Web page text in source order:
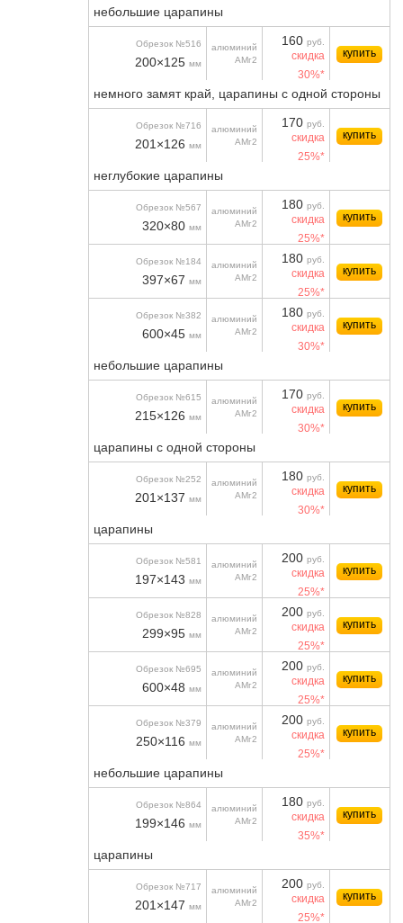
небольшие царапины
Обрезок №516
200×125 мм
алюминий
АМг2
160 руб.
скидка
30%*
купить
немного замят край, царапины с одной стороны
Обрезок №716
201×126 мм
алюминий
АМг2
170 руб.
скидка
25%*
купить
неглубокие царапины
Обрезок №567
320×80 мм
алюминий
АМг2
180 руб.
скидка
25%*
купить
Обрезок №184
397×67 мм
алюминий
АМг2
180 руб.
скидка
25%*
купить
Обрезок №382
600×45 мм
алюминий
АМг2
180 руб.
скидка
30%*
купить
небольшие царапины
Обрезок №615
215×126 мм
алюминий
АМг2
170 руб.
скидка
30%*
купить
царапины с одной стороны
Обрезок №252
201×137 мм
алюминий
АМг2
180 руб.
скидка
30%*
купить
царапины
Обрезок №581
197×143 мм
алюминий
АМг2
200 руб.
скидка
25%*
купить
Обрезок №828
299×95 мм
алюминий
АМг2
200 руб.
скидка
25%*
купить
Обрезок №695
600×48 мм
алюминий
АМг2
200 руб.
скидка
25%*
купить
Обрезок №379
250×116 мм
алюминий
АМг2
200 руб.
скидка
25%*
купить
небольшие царапины
Обрезок №864
199×146 мм
алюминий
АМг2
180 руб.
скидка
35%*
купить
царапины
Обрезок №717
201×147 мм
алюминий
АМг2
200 руб.
скидка
25%*
купить